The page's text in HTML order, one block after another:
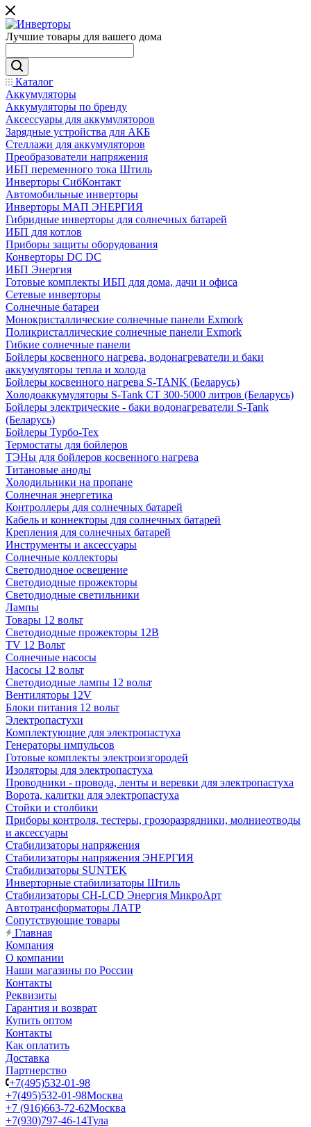
Лучшие товары для вашего дома
Каталог
Аккумуляторы
Аккумуляторы по бренду
Аксессуары для аккумуляторов
Зарядные устройства для АКБ
Стеллажи для аккумуляторов
Преобразователи напряжения
ИБП переменного тока Штиль
Инверторы СибКонтакт
Автомобильные инверторы
Инверторы МАП ЭНЕРГИЯ
Гибридные инверторы для солнечных батарей
ИБП для котлов
Приборы защиты оборудования
Конверторы DC DC
ИБП Энергия
Готовые комплекты ИБП для дома, дачи и офиса
Сетевые инверторы
Солнечные батареи
Монокристаллические солнечные панели Exmork
Поликристаллические солнечные панели Exmork
Гибкие солнечные панели
Бойлеры косвенного нагрева, водонагреватели и баки
аккумуляторы тепла и холода
Бойлеры косвенного нагрева S-TANK (Беларусь)
Холодоаккумуляторы S-Tank СТ 300-5000 литров (Беларусь)
Бойлеры электрические - баки водонагреватели S-Tank
(Беларусь)
Бойлеры Турбо-Тех
Термостаты для бойлеров
ТЭНы для бойлеров косвенного нагрева
Титановые аноды
Холодильники на пропане
Солнечная энергетика
Контроллеры для солнечных батарей
Кабель и коннекторы для солнечных батарей
Крепления для солнечных батарей
Инструменты и аксессуары
Солнечные коллекторы
Светодиодное освещение
Светодиодные прожекторы
Светодиодные светильники
Лампы
Товары 12 вольт
Светодиодные прожекторы 12В
TV 12 Вольт
Солнечные насосы
Насосы 12 вольт
Светодиодные лампы 12 вольт
Вентиляторы 12V
Блоки питания 12 вольт
Электропастухи
Комплектующие для электропастуха
Генераторы импульсов
Готовые комплекты электроизгородей
Изоляторы для электропастуха
Проводники - провода, ленты и веревки для электропастуха
Ворота, калитки для электропастуха
Стойки и столбики
Приборы контроля, тестеры, грозоразрядники, молниеотводы
и аксессуары
Стабилизаторы напряжения
Стабилизаторы напряжения ЭНЕРГИЯ
Стабилизаторы SUNTEK
Инверторные стабилизаторы Штиль
Стабилизаторы СН-LCD Энepгия МикроАрт
Автотрансформаторы ЛАТР
Сопутствующие товары
Главная
Компания
О компании
Наши магазины по России
Контакты
Реквизиты
Гарантия и возврат
Купить оптом
Контакты
Как оплатить
Доставка
Партнерство
+7(495)532-01-98
+7(495)532-01-98Москва
+7 (916)663-72-62Москва
+7(930)797-46-14Тула